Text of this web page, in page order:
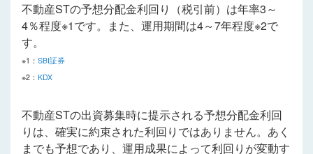
不動産STの予想分配金利回り（税引前）は年率3～
4％程度※1です。また、運用期間は4～7年程度※2で
す。
※1： SBI証券
※2： KDX
不動産STの出資募集時に提示される予想分配金利回
りは、確実に約束された利回りではありません。あく
までも予想であり、運用成果によって利回りが変動す